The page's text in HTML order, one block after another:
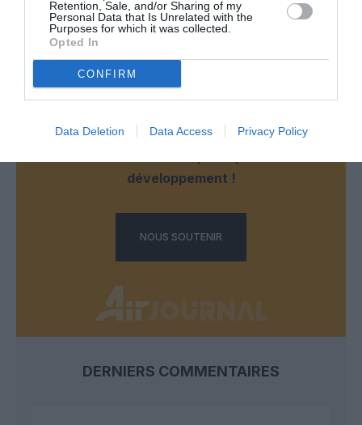
Retention, Sale, and/or Sharing of my
Personal Data that Is Unrelated with the
Purposes for which it was collected.
Opted In
CONFIRM
Data Deletion Data Access Privacy Policy
LAISSER UN COMMENTAIRE
FAIRE UN DON
Appel aux lecteurs !
développement !
NOUS SOUTENIR
DERNIERS COMMENTAIRES